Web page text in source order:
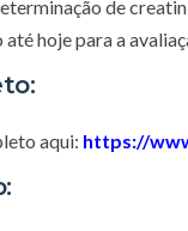
de
hoje para a
aqui: https://